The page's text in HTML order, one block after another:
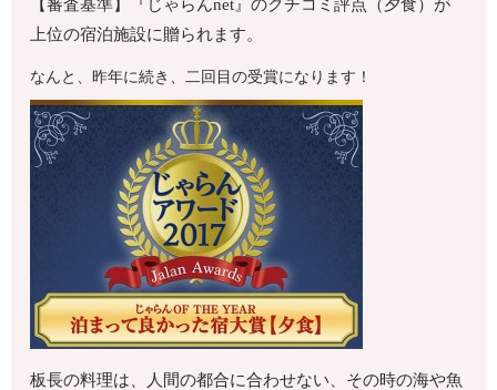
【審査基準】『じゃらんnet』のクチコミ評点（夕食）が
上位の宿泊施設に贈られます。
なんと、昨年に続き、二回目の受賞になります！
板長の料理は、人間の都合に合わせない、その時の海や魚